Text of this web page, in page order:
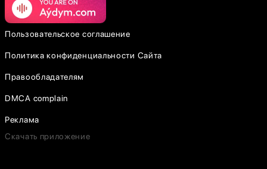
Пользовательское соглашение
Политика конфиденциальности Сайта
Правообладателям
DMCA complain
Реклама
Скачать приложение